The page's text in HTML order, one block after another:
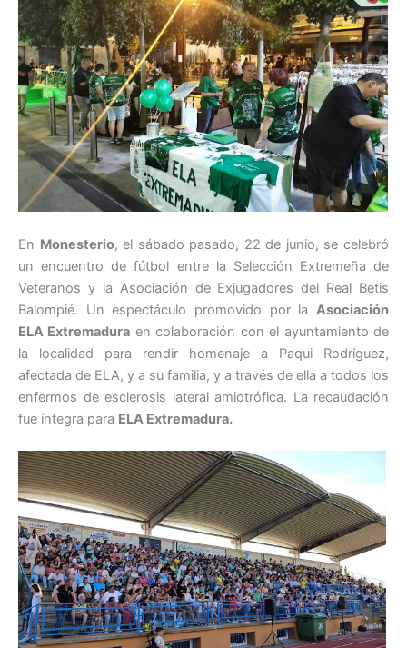
En Monesterio, el sábado pasado, 22 de junio, se celebró
un encuentro de fútbol entre la Selección Extremeña de
Veteranos y la Asociación de Exjugadores del Real Betis
Balompié. Un espectáculo promovido por la Asociación
ELA Extremadura en colaboración con el ayuntamiento de
la localidad para rendir homenaje a Paqui Rodríguez,
afectada de ELA, y a su familia, y a través de ella a todos los
enfermos de esclerosis lateral amiotrófica. La recaudación
fue íntegra para ELA Extremadura.